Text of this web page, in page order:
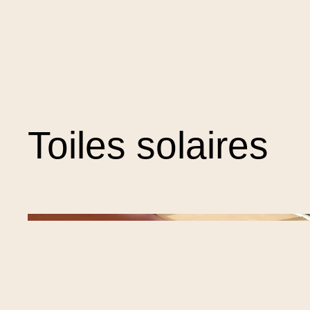
Toiles solaires